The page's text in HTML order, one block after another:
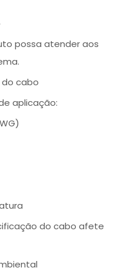
possa atender aos
cabo
aplicação:
do cabo afete